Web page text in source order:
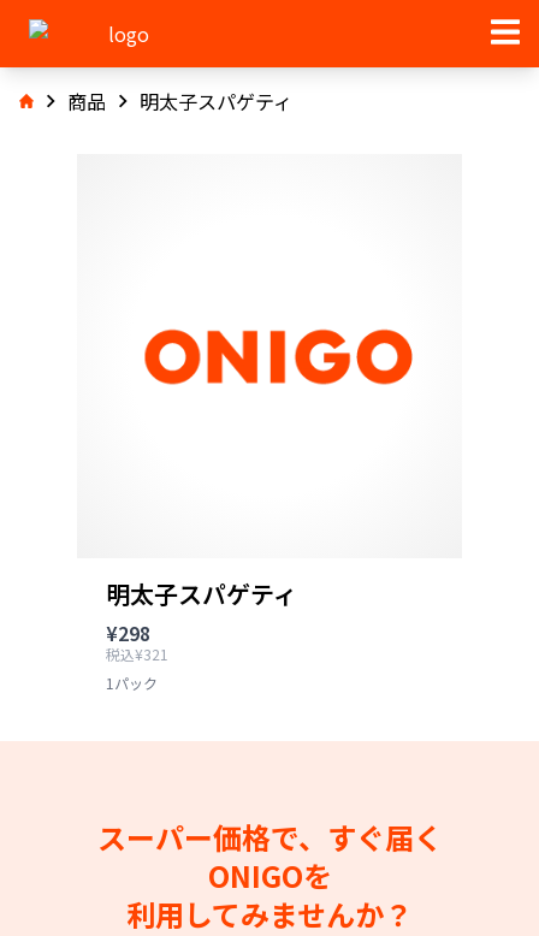
商品 明太子スパゲティ
明太子スパゲティ
¥298
税込¥321
1パック
スーパー価格で、すぐ届く
ONIGOを
利用してみませんか？